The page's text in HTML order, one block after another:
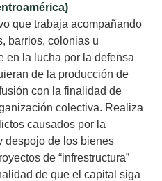
que trabaja acompañando
barrios, colonias u
en la lucha por la defensa
de la producción de
con la finalidad de
colectiva. Realiza
causados por la
despojo de los bienes
de “infrestructura”
de que el capital siga